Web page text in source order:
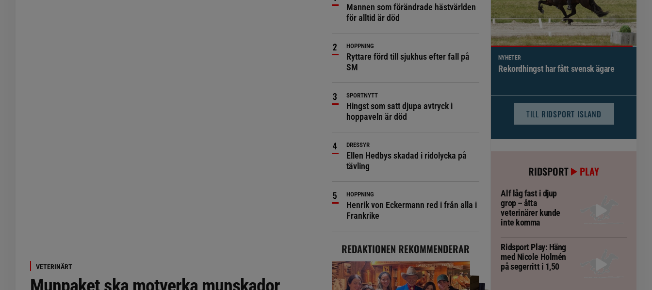
VETERINÄRT
Munpaket ska motverka munskador
Mannen som förändrade hästvärlden
för alltid är död
HOPPNING
Ryttare förd till sjukhus efter fall på
SM
SPORTNYTT
Hingst som satt djupa avtryck i
hoppaveln är död
DRESSYR
Ellen Hedbys skadad i ridolycka på
tävling
HOPPNING
Henrik von Eckermann red i från alla i
Frankrike
REDAKTIONEN REKOMMENDERAR
NYHETER
Brett politiskt stöd för förändringar i
TILL RIDSPORT ISLAND
RIDSPORT PLAY
Alf låg fast i djup
grop – åtta
veterinärer kunde
inte komma
Ridsport Play: Häng
med Nicole Holmén
på segerritt i 1,50